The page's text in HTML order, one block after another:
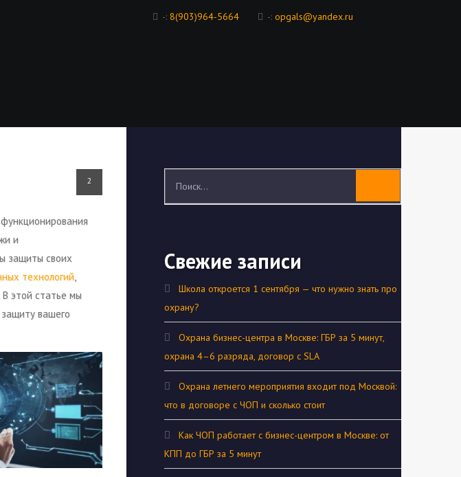
-: 8(903)964-5664 -: opgals@yandex.ru
2
и
защиты своих
технологий,
В этой статье мы
вашего
Свежие записи
Школа откроется 1 сентября — что нужно знать про
охрану?
Охрана бизнес-центра в Москве: ГБР за 5 минут,
охрана 4–6 разряда, договор с SLA
Охрана летнего мероприятия входит под Москвой:
что в договоре с ЧОП и сколько стоит
Как ЧОП работает с бизнес-центром в Москве: от
КПП до ГБР за 5 минут